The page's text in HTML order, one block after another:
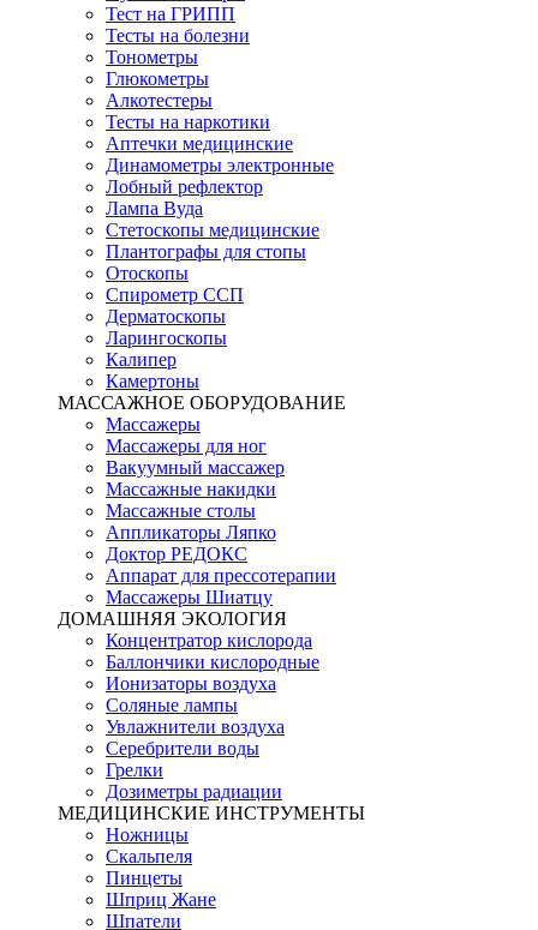
Тест на ГРИПП
Тесты на болезни
Тонометры
Глюкометры
Алкотестеры
Тесты на наркотики
Аптечки медицинские
Динамометры электронные
Лобный рефлектор
Лампа Вуда
Стетоскопы медицинские
Плантографы для стопы
Отоскопы
Спирометр ССП
Дерматоскопы
Ларингоскопы
Калипер
Камертоны
МАССАЖНОЕ ОБОРУДОВАНИЕ
Массажеры
Массажеры для ног
Вакуумный массажер
Массажные накидки
Массажные столы
Аппликаторы Ляпко
Доктор РЕДОКС
Аппарат для прессотерапии
Массажеры Шиатцу
ДОМАШНЯЯ ЭКОЛОГИЯ
Концентратор кислорода
Баллончики кислородные
Ионизаторы воздуха
Соляные лампы
Увлажнители воздуха
Серебрители воды
Грелки
Дозиметры радиации
МЕДИЦИНСКИЕ ИНСТРУМЕНТЫ
Ножницы
Скальпеля
Пинцеты
Шприц Жане
Шпатели